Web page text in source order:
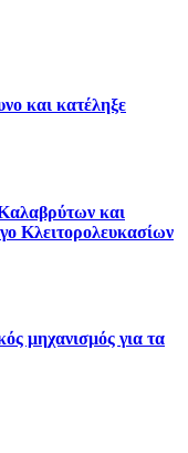
και κατέληξε
και
Κλειτορολευκασίων
μηχανισμός για τα